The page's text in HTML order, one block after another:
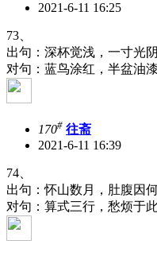
2021-6-11 16:25
73、
出句：深杯觉浅，一寸光
对句：蓝鸟涂红，半盆油
170# 往斋
2021-6-11 16:39
74、
出句：怀山数月，肚腹因
对句：算式三行，愁烦于